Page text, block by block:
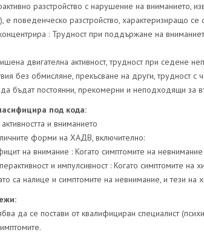
разстройство с нарушение на вниманието,
е поведенческо разстройство, характеризиращо
: Трудност при поддържане на
двигателна активност, трудност при седене
без обмисляне, прекъсване на други, трудност с
бъдат постоянни, прекомерни и неподходящи за
под кода:
и вниманието
форми на ХАДВ, включително:
на внимание : Когато симптомите на невнимание
и импулсивност : Когато симптомите на
са налице и симптомите на невнимание, и тези на
да се постави от квалифициран специалист